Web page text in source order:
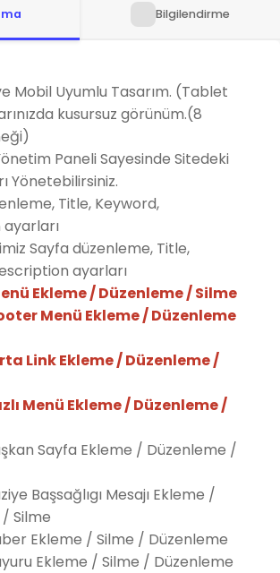
Bilgilendirme
Mobil Uyumlu Tasarım. (Tablet
kusursuz görünüm.(8
Paneli Sayesinde Sitedeki
Yönetebilirsiniz.
Title, Keyword,
Sayfa düzenleme, Title,
ayarları
Ekleme / Düzenleme / Silme
Menü Ekleme / Düzenleme
Link Ekleme / Düzenleme /
Menü Ekleme / Düzenleme /
Sayfa Ekleme / Düzenleme /
Başsağlıgı Mesajı Ekleme /
Silme
Ekleme / Silme / Düzenleme
Ekleme / Silme / Düzenleme